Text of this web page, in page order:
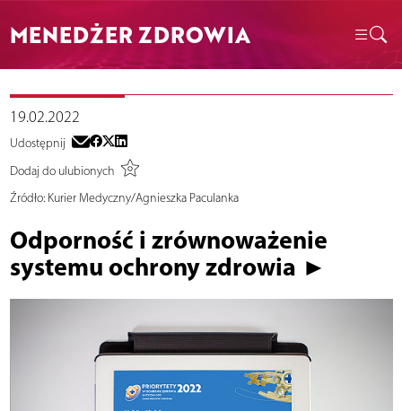
MENEDŻER ZDROWIA
19.02.2022
Udostępnij
Dodaj do ulubionych
Źródło:Kurier Medyczny/Agnieszka Paculanka
Odporność i zrównoważenie
systemu ochrony zdrowia ►